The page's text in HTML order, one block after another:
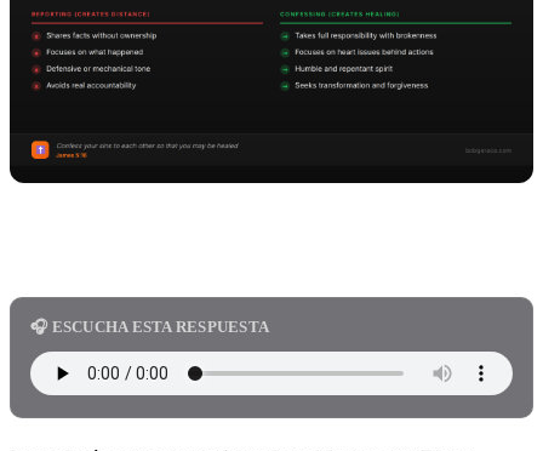
🎧 ESCUCHA ESTA RESPUESTA